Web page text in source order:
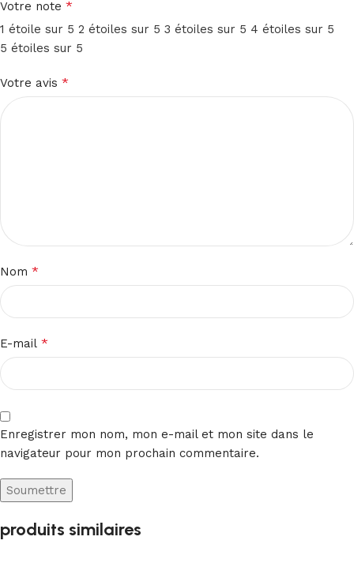
Votre note *
1 étoile sur 5 2 étoiles sur 5 3 étoiles sur 5 4 étoiles sur 5
5 étoiles sur 5
Votre avis *
Nom *
E-mail *
Enregistrer mon nom, mon e-mail et mon site dans le
navigateur pour mon prochain commentaire.
produits similaires